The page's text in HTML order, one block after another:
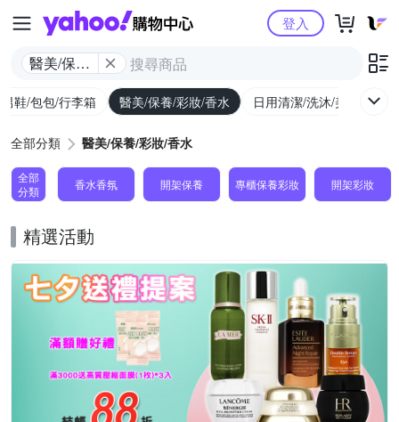
Yahoo購物中心
醫美/保養/
登入
鞋/包包/行李箱 醫美/保養/彩妝/香水 日用清潔/洗沐/美髮
全部分類 醫美/保養/彩妝/香水
全部
分類
香水香氛 開架保養 專櫃保養彩妝 開架彩妝
精選活動